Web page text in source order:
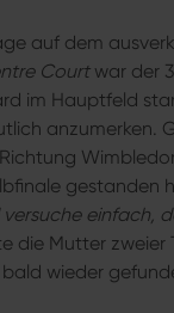
auf dem
Courtwar der
im Hauptfeld
anzumerken.
gestanden
einfach,
die Mutter
wieder